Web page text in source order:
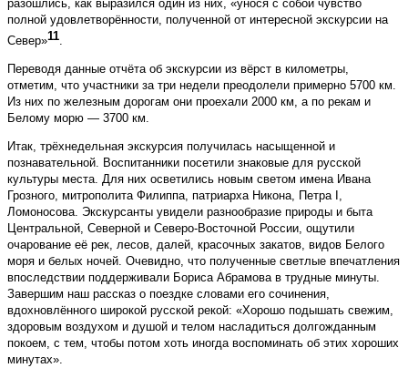
разошлись, как выразился один из них, «унося с собой чувство
полной удовлетворённости, полученной от интересной экскурсии на
Север»11.
Переводя данные отчёта об экскурсии из вёрст в километры,
отметим, что участники за три недели преодолели примерно 5700 км.
Из них по железным дорогам они проехали 2000 км, а по рекам и
Белому морю — 3700 км.
Итак, трёхнедельная экскурсия получилась насыщенной и
познавательной. Воспитанники посетили знаковые для русской
культуры места. Для них осветились новым светом имена Ивана
Грозного, митрополита Филиппа, патриарха Никона, Петра I,
Ломоносова. Экскурсанты увидели разнообразие природы и быта
Центральной, Северной и Северо-Восточной России, ощутили
очарование её рек, лесов, далей, красочных закатов, видов Белого
моря и белых ночей. Очевидно, что полученные светлые впечатления
впоследствии поддерживали Бориса Абрамова в трудные минуты.
Завершим наш рассказ о поездке словами его сочинения,
вдохновлённого широкой русской рекой: «Хорошо подышать свежим,
здоровым воздухом и душой и телом насладиться долгожданным
покоем, с тем, чтобы потом хоть иногда воспоминать об этих хороших
минутах».